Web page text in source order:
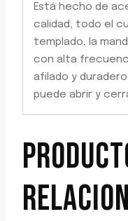
Está hecho de
calidad, todo el
templado, la
con alta
afilado y
puede abrir y